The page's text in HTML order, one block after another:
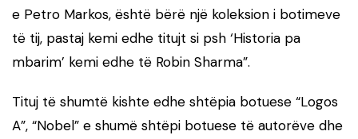
e Petro Markos, është bërë një koleksion i botimeve
të tij, pastaj kemi edhe titujt si psh ‘Historia pa
mbarim’ kemi edhe të Robin Sharma”.
Tituj të shumtë kishte edhe shtëpia botuese “Logos
A”, “Nobel” e shumë shtëpi botuese të autorëve dhe